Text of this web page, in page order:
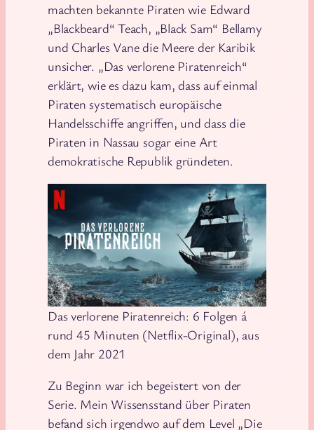
machten bekannte Piraten wie Edward
„Blackbeard“ Teach, „Black Sam“ Bellamy
und Charles Vane die Meere der Karibik
unsicher. „Das verlorene Piratenreich“
erklärt, wie es dazu kam, dass auf einmal
Piraten systematisch europäische
Handelsschiffe angriffen, und dass die
Piraten in Nassau sogar eine Art
demokratische Republik gründeten.
Das verlorene Piratenreich: 6 Folgen á
rund 45 Minuten (Netflix-Original), aus
dem Jahr 2021
Zu Beginn war ich begeistert von der
Serie. Mein Wissensstand über Piraten
befand sich irgendwo auf dem Level „Die